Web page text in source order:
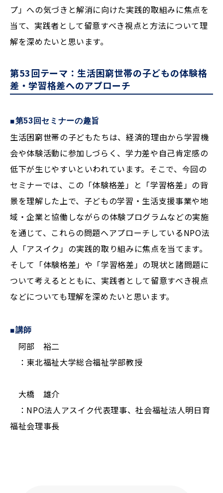
プ」への気づきと解消に向けた実践的取組みに焦点を
当て、実践者として留意すべき視点と方法について理
解を深めたいと思います。
第53回テーマ：生活困窮世帯の子どもの体験格
差・学習格差へのアプローチ
■第53回セミナーの趣旨
生活困窮世帯の子どもたちは、経済的理由から学習機
会や体験活動に参加しづらく、学力差や自己肯定感の
低下が生じやすいといわれています。そこで、今回の
セミナーでは、この「体験格差」と「学習格差」の背
景を理解した上で、子どもの学習・生活支援事業や地
域・企業と協働しながらの体験プログラムなどの実施
を通じて、これらの問題へアプローチしているNPO法
人「アスイク」の実践的取り組みに焦点を当てます。
そして「体験格差」や「学習格差」の現状と諸問題に
ついて考えるとともに、実践者として留意すべき視点
などについても理解を深めたいと思います。
■講師
阿部 裕二
：東北福祉大学総合福祉学部教授
大橋 雄介
：NPO法人アスイク代表理事、社会福祉法人明日育
福祉会理事長